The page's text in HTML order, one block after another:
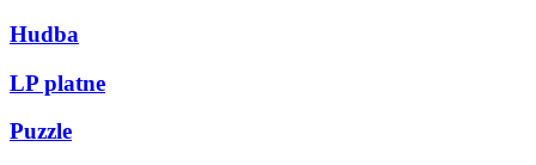
Hudba
LP platne
Puzzle